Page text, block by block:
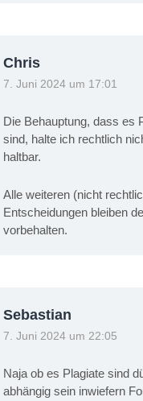
Chris
7. Juni 2024 um 17:01
Die Behauptung, dass es
sind, halte ich rechtlich
haltbar.
Alle weiteren (nicht
Entscheidungen bleiben
vorbehalten.
Sebastian
7. Juni 2024 um 22:05
Naja ob es Plagiate sind
abhängig sein inwiefern